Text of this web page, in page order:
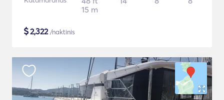
15 m
$2,322/naktinis